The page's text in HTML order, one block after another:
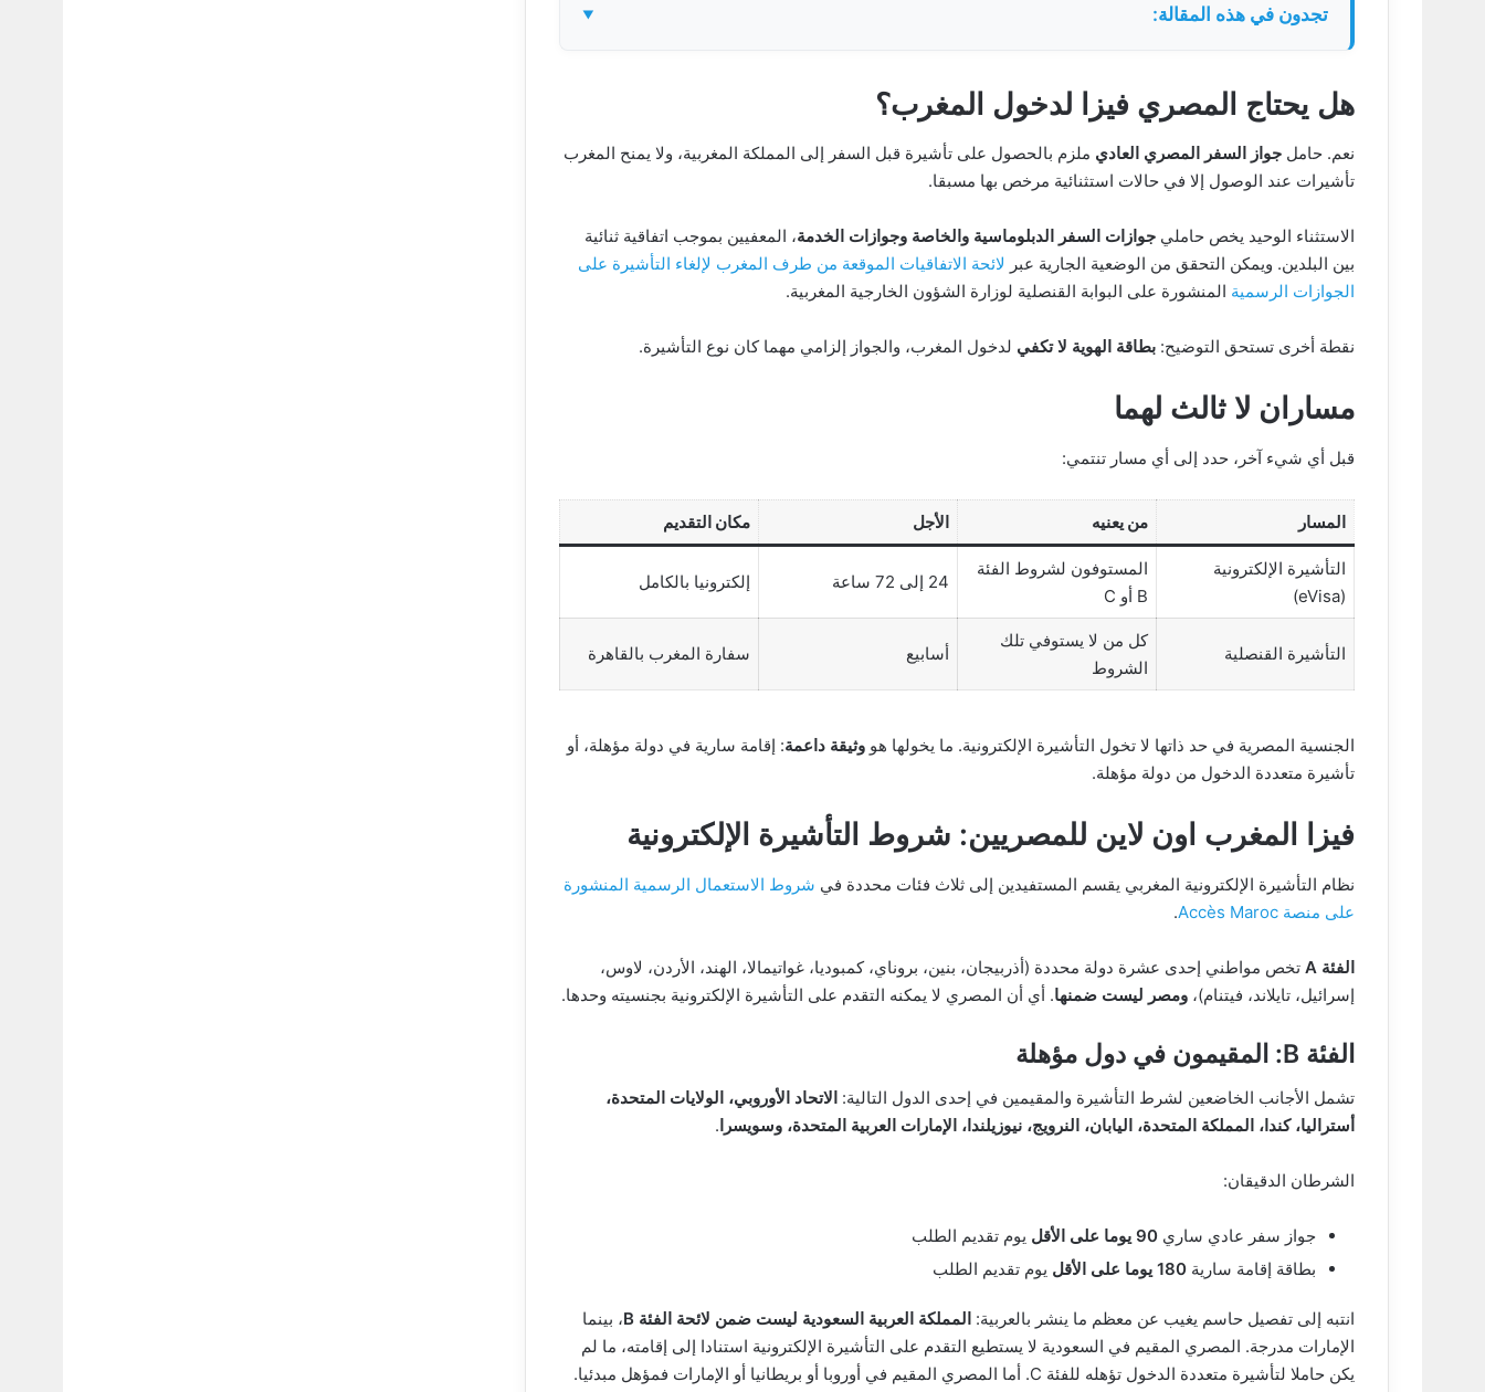
تجدون في هذه المقالة:
هل يحتاج المصري فيزا لدخول المغرب؟
نعم. حامل جواز السفر المصري العادي ملزم بالحصول على تأشيرة قبل السفر إلى المملكة المغربية، ولا يمنح المغرب
تأشيرات عند الوصول إلا في حالات استثنائية مرخص بها مسبقا.
الاستثناء الوحيد يخص حاملي جوازات السفر الدبلوماسية والخاصة وجوازات الخدمة، المعفيين بموجب اتفاقية ثنائية
بين البلدين. ويمكن التحقق من الوضعية الجارية عبر لائحة الاتفاقيات الموقعة من طرف المغرب لإلغاء التأشيرة على
الجوازات الرسمية المنشورة على البوابة القنصلية لوزارة الشؤون الخارجية المغربية.
نقطة أخرى تستحق التوضيح: بطاقة الهوية لا تكفي لدخول المغرب، والجواز إلزامي مهما كان نوع التأشيرة.
مساران لا ثالث لهما
قبل أي شيء آخر، حدد إلى أي مسار تنتمي:
المسار من يعنيه الأجل مكان التقديم
التأشيرة الإلكترونية
(eVisa)
المستوفون لشروط الفئة
B أو C
24 إلى 72 ساعة إلكترونيا بالكامل
التأشيرة القنصلية
كل من لا يستوفي تلك
الشروط
أسابيع سفارة المغرب بالقاهرة
الجنسية المصرية في حد ذاتها لا تخول التأشيرة الإلكترونية. ما يخولها هو وثيقة داعمة: إقامة سارية في دولة مؤهلة، أو
تأشيرة متعددة الدخول من دولة مؤهلة.
فيزا المغرب اون لاين للمصريين: شروط التأشيرة الإلكترونية
نظام التأشيرة الإلكترونية المغربي يقسم المستفيدين إلى ثلاث فئات محددة في شروط الاستعمال الرسمية المنشورة
على منصة Accès Maroc
.
الفئة A
تخص مواطني إحدى عشرة دولة محددة (أذربيجان، بنين، بروناي، كمبوديا، غواتيمالا، الهند، الأردن، لاوس،
إسرائيل، تايلاند، فيتنام)، ومصر ليست ضمنها. أي أن المصري لا يمكنه التقدم على التأشيرة الإلكترونية بجنسيته وحدها.
الفئة B: المقيمون في دول مؤهلة
تشمل الأجانب الخاضعين لشرط التأشيرة والمقيمين في إحدى الدول التالية: الاتحاد الأوروبي، الولايات المتحدة،
أستراليا، كندا، المملكة المتحدة، اليابان، النرويج، نيوزيلندا، الإمارات العربية المتحدة، وسويسرا .
الشرطان الدقيقان:
جواز سفر عادي ساري 90 يوما على الأقل
يوم تقديم الطلب
بطاقة إقامة سارية 180 يوما على الأقل يوم تقديم الطلب
انتبه إلى تفصيل حاسم يغيب عن معظم ما ينشر بالعربية: المملكة العربية السعودية ليست ضمن لائحة الفئة B
، بينما
الإمارات مدرجة. المصري المقيم في السعودية لا يستطيع التقدم على التأشيرة الإلكترونية استنادا إلى إقامته، ما لم
يكن حاملا لتأشيرة متعددة الدخول تؤهله للفئة C. أما المصري المقيم في أوروبا أو بريطانيا أو الإمارات فمؤهل مبدئيا.